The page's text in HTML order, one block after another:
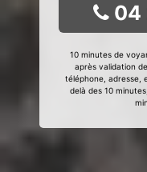
04
10 minutes de
après validation
téléphone, adresse,
delà des 10